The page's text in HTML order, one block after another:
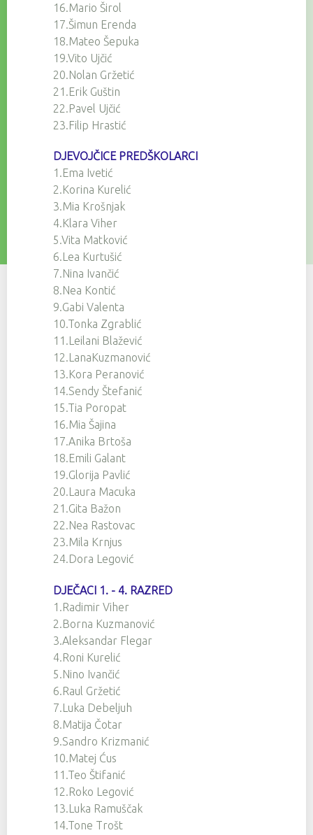
16.Mario Širol
17.Šimun Erenda
18.Mateo Šepuka
19.Vito Ujčić
20.Nolan Gržetić
21.Erik Guštin
22.Pavel Ujčić
23.Filip Hrastić
DJEVOJČICE PREDŠKOLARCI
1.Ema Ivetić
2.Korina Kurelić
3.Mia Krošnjak
4.Klara Viher
5.Vita Matković
6.Lea Kurtušić
7.Nina Ivančić
8.Nea Kontić
9.Gabi Valenta
10.Tonka Zgrablić
11.Leilani Blažević
12.LanaKuzmanović
13.Kora Peranović
14.Sendy Štefanić
15.Tia Poropat
16.Mia Šajina
17.Anika Brtoša
18.Emili Galant
19.Glorija Pavlić
20.Laura Macuka
21.Gita Bažon
22.Nea Rastovac
23.Mila Krnjus
24.Dora Legović
DJEČACI 1. - 4. RAZRED
1.Radimir Viher
2.Borna Kuzmanović
3.Aleksandar Flegar
4.Roni Kurelić
5.Nino Ivančić
6.Raul Gržetić
7.Luka Debeljuh
8.Matija Čotar
9.Sandro Krizmanić
10.Matej Ćus
11.Teo Štifanić
12.Roko Legović
13.Luka Ramuščak
14.Tone Trošt